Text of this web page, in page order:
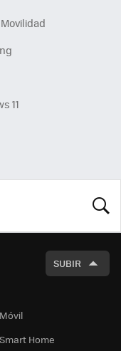
11
SUBIR
Home